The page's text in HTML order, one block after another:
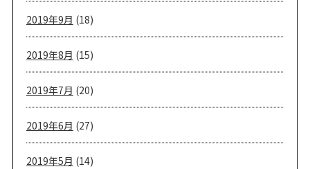
2019年9月 (18)
2019年8月 (15)
2019年7月 (20)
2019年6月 (27)
2019年5月 (14)